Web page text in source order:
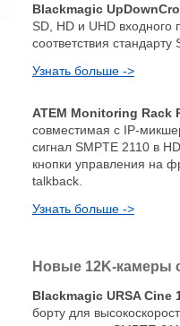
Blackmagic
SD, HD и UHD
соответствия
Узнать больше ->
ATEM Monitoring Rack
совместимая с IP-
сигнал SMPTE 2110 в
кнопки управления на
talkback.
Узнать больше ->
Новые 12K-камеры
Blackmagic URSA Cine
борту для